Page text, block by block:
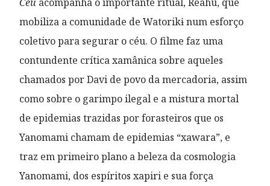
mobiliza a comunidade de Watorikɨ num esforço
coletivo para segurar o céu. O filme faz uma
contundente crítica xamânica sobre aqueles
chamados por Davi de povo da mercadoria, assim
como sobre o garimpo ilegal e a mistura mortal
de epidemias trazidas por forasteiros que os
Yanomami chamam de epidemias “xawara”, e
traz em primeiro plano a beleza da cosmologia
Yanomami, dos espíritos xapiri e sua força